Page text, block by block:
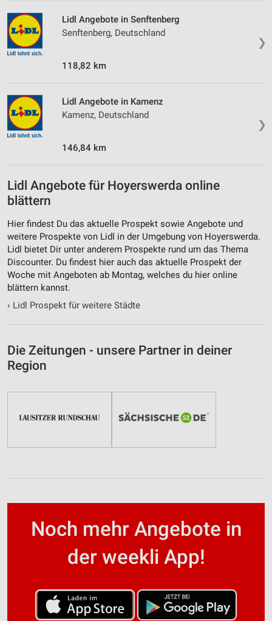
❯
Lidl Angebote in Senftenberg
Senftenberg, Deutschland
118,82 km
❯
Lidl Angebote in Kamenz
Kamenz, Deutschland
146,84 km
Lidl Angebote für Hoyerswerda online
blättern
Hier findest Du das aktuelle Prospekt sowie Angebote und
weitere Prospekte von Lidl in der Umgebung von Hoyerswerda.
Lidl bietet Dir unter anderem Prospekte rund um das Thema
Discounter. Du findest hier auch das aktuelle Prospekt der
Woche mit Angeboten ab Montag, welches du hier online
blättern kannst.
› Lidl Prospekt für weitere Städte
Die Zeitungen - unsere Partner in deiner
Region
Noch mehr Angebote in
der weekli App!